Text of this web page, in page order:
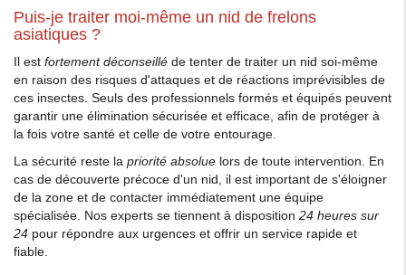
Puis-je traiter moi-même un nid de frelons
asiatiques ?
Il est fortement déconseillé de tenter de traiter un nid soi-même
en raison des risques d'attaques et de réactions imprévisibles de
ces insectes. Seuls des professionnels formés et équipés peuvent
garantir une élimination sécurisée et efficace, afin de protéger à
la fois votre santé et celle de votre entourage.
La sécurité reste la priorité absolue lors de toute intervention. En
cas de découverte précoce d'un nid, il est important de s'éloigner
de la zone et de contacter immédiatement une équipe
spécialisée. Nos experts se tiennent à disposition 24 heures sur
24 pour répondre aux urgences et offrir un service rapide et
fiable.